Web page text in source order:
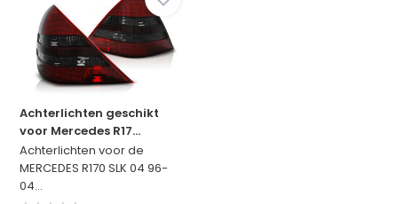
Achterlichten geschikt
voor Mercedes R17...
Achterlichten voor de
MERCEDES R170 SLK 04 96-
04...